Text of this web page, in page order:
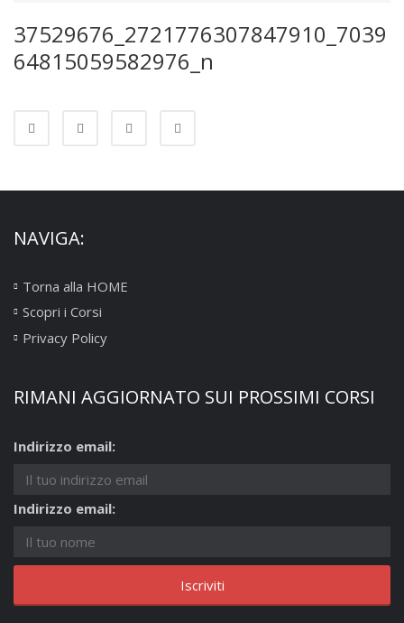
37529676_2721776307847910_7039
64815059582976_n
NAVIGA:
Torna alla HOME
Scopri i Corsi
Privacy Policy
RIMANI AGGIORNATO SUI PROSSIMI CORSI
Indirizzo email:
Indirizzo email: